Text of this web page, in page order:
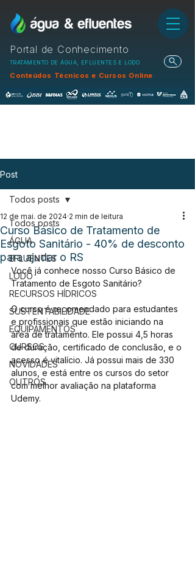
Portal de Conhecimento
TRATAMENTO DE ÁGUA, EFLUENTES E LODO
Conteúdos Técnicos e Cursos Online
Post
Todos posts
ÁGUA
EFLUENTES
LODO
RECURSOS HÍDRICOS
SUSTENTABILIDADE
EQUIPAMENTOS
CURSOS
NOVIDADES
OUTROS
Todos posts
Curso Básico de Tratamento de
Esgoto Sanitário - 40% de desconto
para ajudar o RS
12 de mai. de 2024 2 min de leitura
Você já conhece nosso Curso Básico de
Tratamento de Esgoto Sanitário?
O curso é recomendado para estudantes
e profissionais que estão iniciando na
área de tratamento. Ele possui 4,5 horas
de duração, certificado de conclusão, e o
acesso é vitalício. Já possui mais de 330
alunos, e está entre os cursos do setor
com melhor avaliação na plataforma
Udemy.